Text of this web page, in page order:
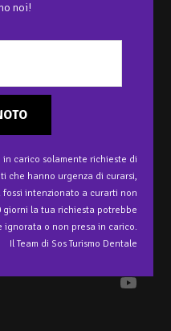
noi!
in carico solamente richieste di
che hanno urgenza di curarsi,
fossi intenzionato a curarti non
giorni la tua richiesta potrebbe
ignorata o non presa in carico.
Il Team di Sos Turismo Dentale